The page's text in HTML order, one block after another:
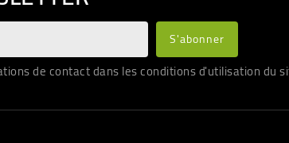
de contact dans les conditions d'utilisation du